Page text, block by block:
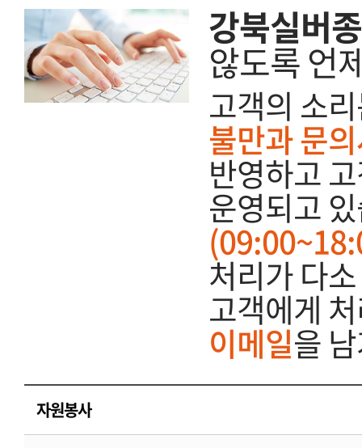
강북실버
않도록 언
고객의 소
불만과 문
반영하고
운영되고
처리가 다
고객에게
이메일을
자원봉사